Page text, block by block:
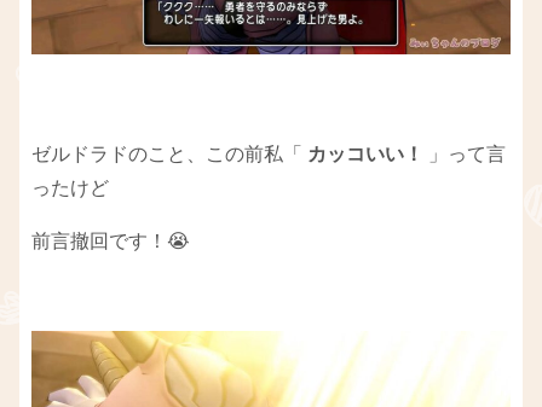
ゼルドラドのこと、この前私「 カッコいい！
」って言
ったけど
前言撤回です！😭